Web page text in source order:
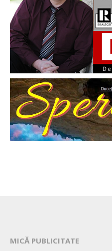
MICĂ PUBLICITATE